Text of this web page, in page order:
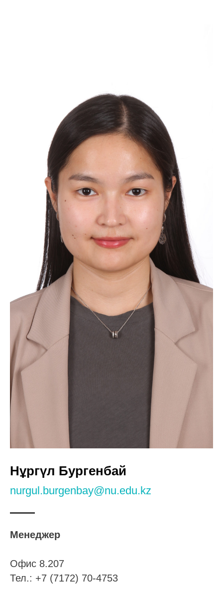
Нұргүл Бургенбай
nurgul.burgenbay@nu.edu.kz
Менеджер
Офис 8.207
Тел.: +7 (7172) 70-4753